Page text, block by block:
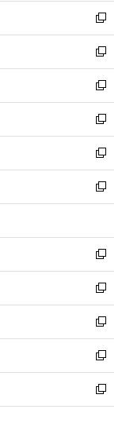
く
で
開
く
ド
ウ
で
開
く
ウ
ィ
ン
ド
ウ
で
開
く
し
い
ウ
ィ
ン
ド
ウ
で
開
く
新
し
い
ウ
ィ
ン
ド
ウ
で
開
く
新
し
い
ウ
ィ
ン
ド
ウ
で
開
新
し
い
ウ
ィ
ン
ド
ウ
開
く
新
し
い
ウ
ィ
ン
ウ
で
開
く
新
し
い
ウ
ン
ド
ウ
で
開
く
新
し
ウ
ィ
ン
ド
ウ
で
開
く
新
し
い
ウ
ィ
ン
ド
ウ
で
開
新
し
い
ウ
ィ
ン
ド
ウ
新
し
い
ウ
ィ
ン
新
し
い
ウ
新
し